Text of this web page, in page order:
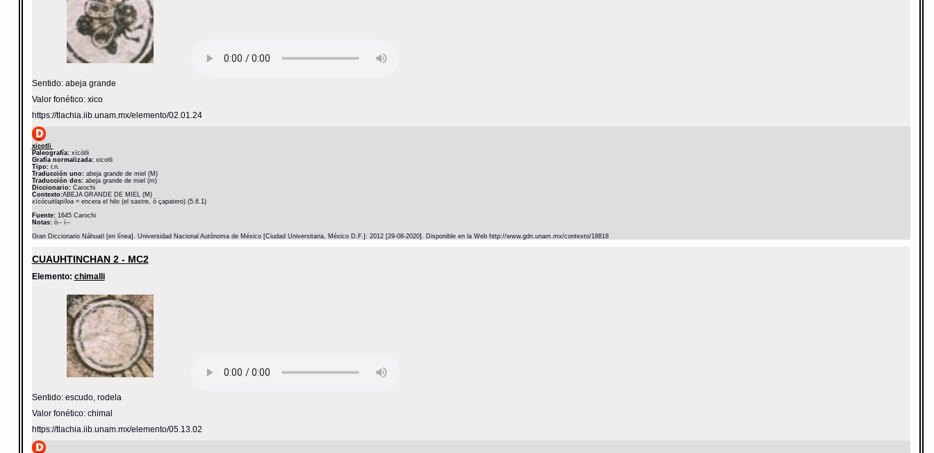
Sentido: abeja grande
Valor fonético: xico
https://tlachia.iib.unam.mx/elemento/02.01.24
xicotli
Paleografía:xïcòtli
Grafía normalizada:xicotli
Tipo:r.n.
Traducción uno:abeja grande de miel (M)
Traducción dos:abeja grande de miel (m)
Diccionario: Carochi
Contexto:ABEJA GRANDE DE MIEL (M)
xïcòcuitlapïloa = encera el hilo (el sastre, ò çapatero) (5.6.1)
Fuente:1645 Carochi
Notas:ò-- ï--
Gran Diccionario Náhuatl [en línea]. Universidad Nacional Autónoma de México [Ciudad Universitaria, México D.F.]: 2012 [29-08-2020]. Disponible en la Web http://www.gdn.unam.mx/contexto/18818
CUAUHTINCHAN 2 - MC2
Elemento: chimalli
Sentido: escudo, rodela
Valor fonético: chimal
https://tlachia.iib.unam.mx/elemento/05.13.02